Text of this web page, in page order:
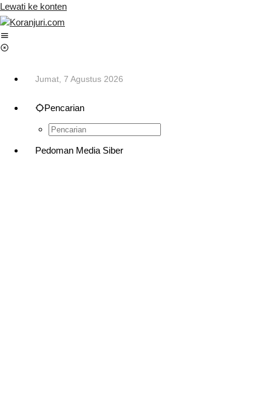
Lewati ke konten
Jumat, 7 Agustus 2026
Pencarian
Pedoman Media Siber